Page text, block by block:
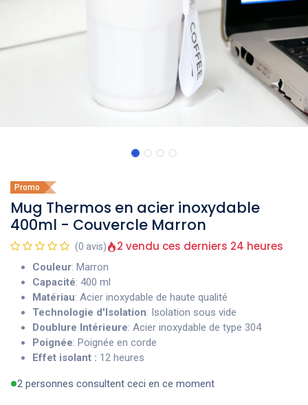
Promo
Mug Thermos en acier inoxydable
400ml - Couvercle Marron
(0 avis) 2 vendu ces derniers 24 heures
Couleur: Marron
Capacité: 400 ml
Matériau: Acier inoxydable de haute qualité
Technologie d'Isolation: Isolation sous vide
Doublure Intérieure: Acier inoxydable de type 304
Poignée: Poignée en corde
Effet isolant : 12 heures
2 personnes consultent ceci en ce moment